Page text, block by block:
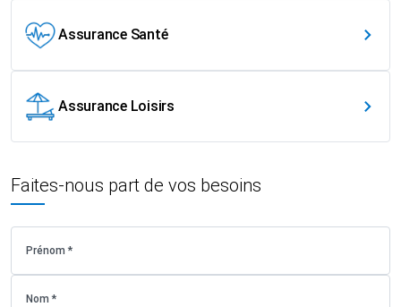
Assurance Santé
Assurance Loisirs
Faites-nous part de vos besoins